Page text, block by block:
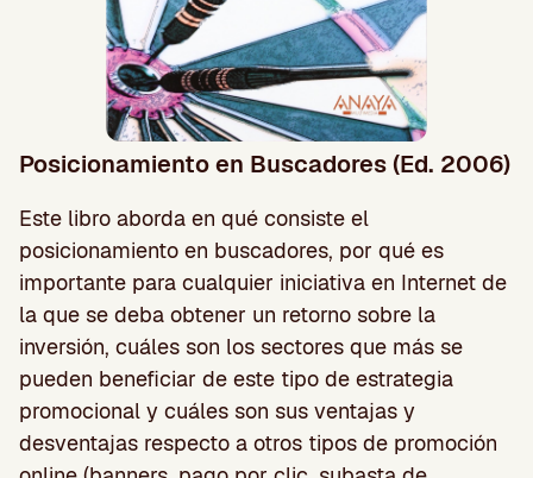
Posicionamiento en Buscadores (Ed. 2006)
Este libro aborda en qué consiste el
posicionamiento en buscadores, por qué es
importante para cualquier iniciativa en Internet de
la que se deba obtener un retorno sobre la
inversión, cuáles son los sectores que más se
pueden beneficiar de este tipo de estrategia
promocional y cuáles son sus ventajas y
desventajas respecto a otros tipos de promoción